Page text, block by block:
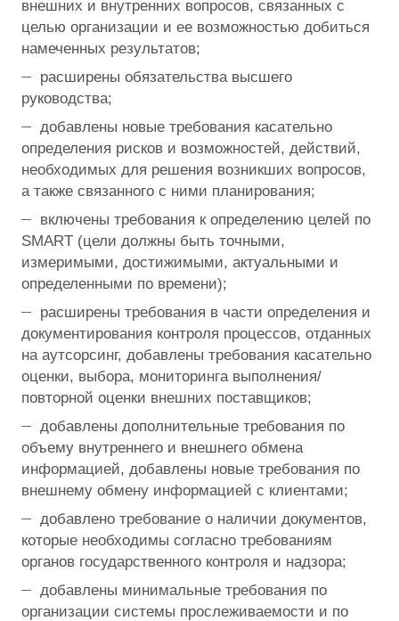
внешних и внутренних вопросов, связанных с
целью организации и ее возможностью добиться
намеченных результатов;
расширены обязательства высшего
руководства;
добавлены новые требования касательно
определения рисков и возможностей, действий,
необходимых для решения возникших вопросов,
а также связанного с ними планирования;
включены требования к определению целей по
SMART (цели должны быть точными,
измеримыми, достижимыми, актуальными и
определенными по времени);
расширены требования в части определения и
документирования контроля процессов, отданных
на аутсорсинг, добавлены требования касательно
оценки, выбора, мониторинга выполнения/
повторной оценки внешних поставщиков;
добавлены дополнительные требования по
объему внутреннего и внешнего обмена
информацией, добавлены новые требования по
внешнему обмену информацией с клиентами;
добавлено требование о наличии документов,
которые необходимы согласно требованиям
органов государственного контроля и надзора;
добавлены минимальные требования по
организации системы прослеживаемости и по